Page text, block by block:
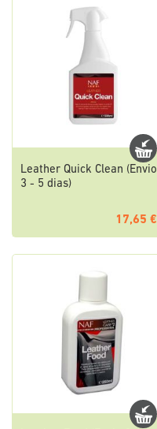
Leather Quick Clean (Envio
3 - 5 dias)
17,65 €